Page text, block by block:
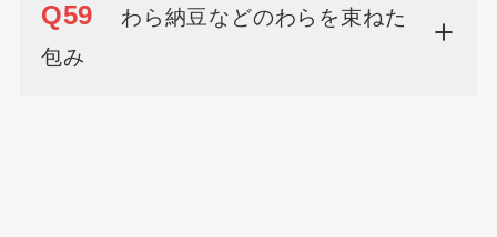
Q59
わら納豆などのわらを束ねた
包み